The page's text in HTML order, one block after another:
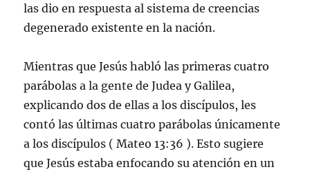
las dio en respuesta al sistema de creencias
degenerado existente en la nación.
Mientras que Jesús habló las primeras cuatro
parábolas a la gente de Judea y Galilea,
explicando dos de ellas a los discípulos, les
contó las últimas cuatro parábolas únicamente
a los discípulos ( Mateo 13:36 ). Esto sugiere
que Jesús estaba enfocando su atención en un